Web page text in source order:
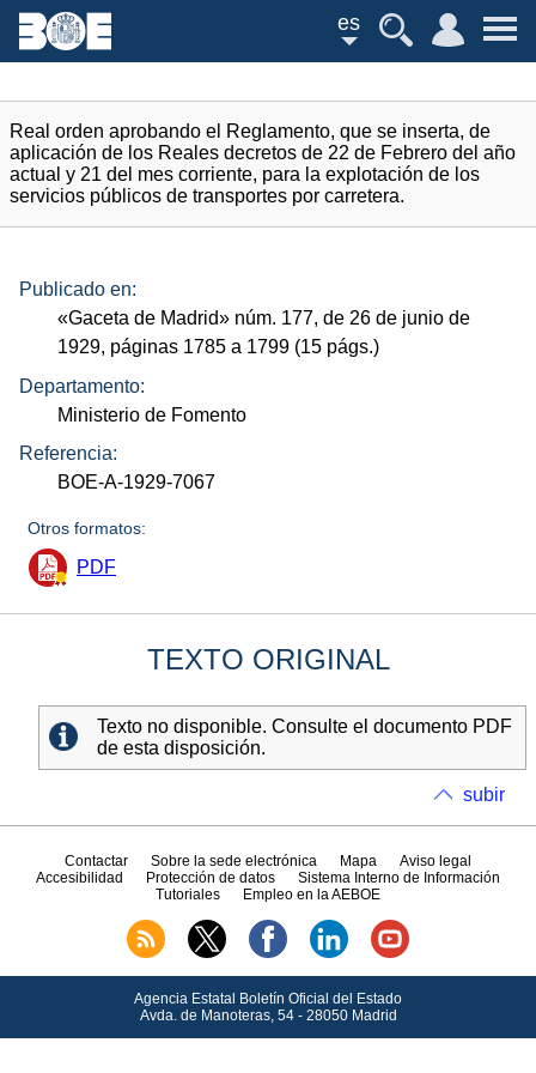
es
Real orden aprobando el Reglamento, que se inserta, de
aplicación de los Reales decretos de 22 de Febrero del año
actual y 21 del mes corriente, para la explotación de los
servicios públicos de transportes por carretera.
Publicado en:
«Gaceta de Madrid» núm. 177, de 26 de junio de
1929, páginas 1785 a 1799 (15 págs.)
Departamento:
Ministerio de Fomento
Referencia:
BOE-A-1929-7067
Otros formatos:
PDF
TEXTO ORIGINAL
Texto no disponible. Consulte el documento PDF
de esta disposición.
subir
Contactar Sobre la sede electrónica Mapa
Aviso legal
Accesibilidad
Protección de datos
Sistema Interno de Información
Tutoriales
Empleo en la AEBOE
Agencia Estatal Boletín Oficial del Estado
Avda.de Manoteras, 54 - 28050 Madrid